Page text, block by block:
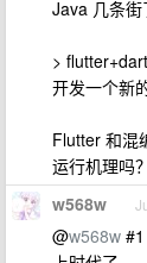
Java 几条
>
开发一个新
Flutter 和混
运行机理吗？
w568w
@w568w